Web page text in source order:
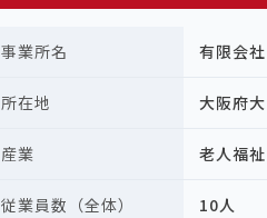
事業所名 有限会
所在地 大阪府
産業 老人福
従業員数（全体） 10人